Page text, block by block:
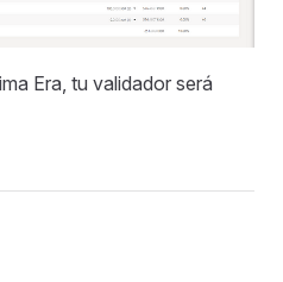
Era, tu validador será